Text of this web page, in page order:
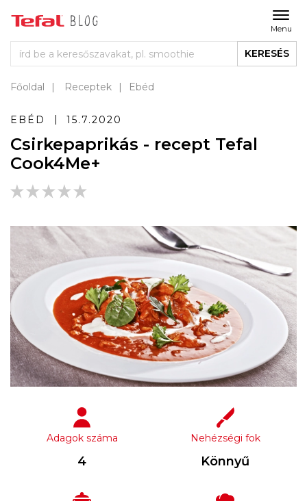
Menu
KERESÉS
Főoldal Receptek Ebéd
EBÉD 15.7.2020
Csirkepaprikás - recept Tefal
Cook4Me+
Adagok száma
4
Nehézségi fok
Könnyű